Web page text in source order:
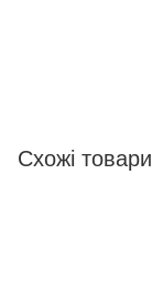
Схожі товари